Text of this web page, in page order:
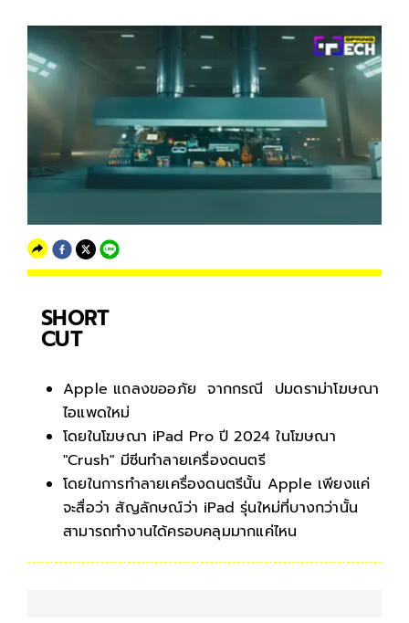
SHORT
CUT
Apple แถลงขออภัย จากกรณี ปมดราม่าโฆษณา
ไอแพดใหม่
โดยในโฆษณา iPad Pro ปี 2024 ในโฆษณา
"Crush" มีซีนทำลายเครื่องดนตรี
โดยในการทำลายเครื่องดนตรีนั้น Apple เพียงแค่
จะสื่อว่า สัญลักษณ์ว่า iPad รุ่นใหม่ที่บางกว่านั้น
สามารถทำงานได้ครอบคลุมมากแค่ไหน